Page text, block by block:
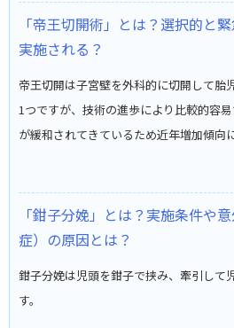
「帝王切開術」とは？選択的と
実施される？
帝王切開は子宮壁を外科的に切開して胎
1つですが、技術の進歩により比較的容
が緩和されてきているため近年増加傾向
「鉗子分娩」とは？実施条件や
症）の原因とは？
鉗子分娩は児頭を鉗子で挟み、牽引して
す。